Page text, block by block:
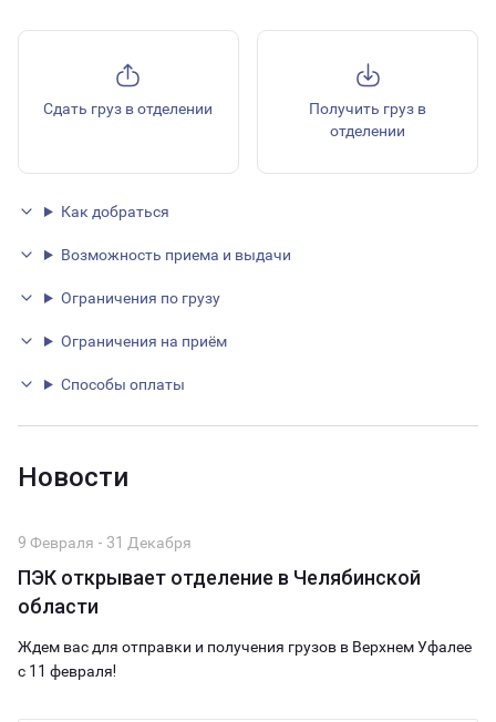
Сдать груз в отделении
Получить груз в
отделении
Как добраться
Возможность приема и выдачи
Ограничения по грузу
Ограничения на приём
Способы оплаты
Новости
9 Февраля - 31 Декабря
ПЭК открывает отделение в Челябинской
области
Ждем вас для отправки и получения грузов в Верхнем Уфалее
с 11 февраля!